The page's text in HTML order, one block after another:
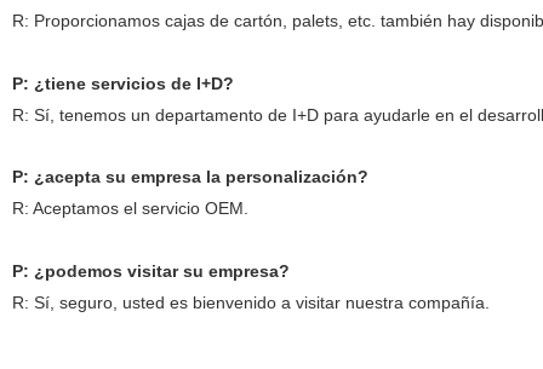
R: Proporcionamos cajas de cartón, palets, etc. también hay
P: ¿tiene servicios de I+D?
R: Sí, tenemos un departamento de I+D para ayudarleen el
P: ¿acepta su empresa la personalización?
R: Aceptamos el servicio OEM.
P: ¿podemos visitar su empresa?
R: Sí, seguro, usted es bienvenido a visitar nuestra compañía.